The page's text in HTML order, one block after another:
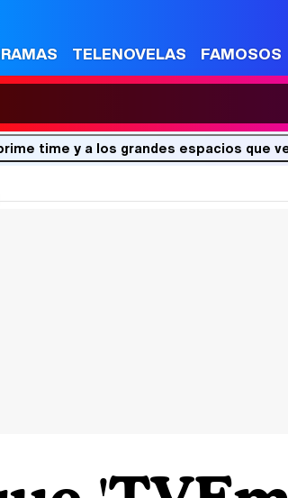
TELENOVELAS FAMOSOS
time y a los grandes espacios que